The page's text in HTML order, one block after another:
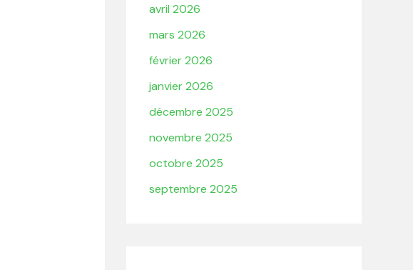
avril 2026
mars 2026
février 2026
janvier 2026
décembre 2025
novembre 2025
octobre 2025
septembre 2025